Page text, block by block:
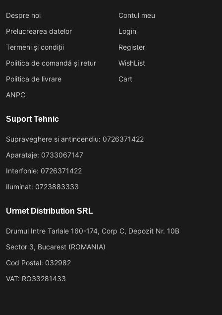
Despre noi
Prelucrearea datelor
Termeni și condiții
Politica de comandă și retur
Politica de livrare
ANPC
Contul meu
Login
Register
WishList
Cart
Suport Tehnic
Supraveghere si antincendiu: 0726371422
Aparataje: 0733067147
Interfonie: 0726371422
Iluminat: 0723883333
Urmet Distribution SRL
Drumul Intre Tarlale 160-174, Corp C, Depozit Nr. 10B
Sector 3, Bucarest (ROMANIA)
Cod Postal: 032982
VAT: RO33281433